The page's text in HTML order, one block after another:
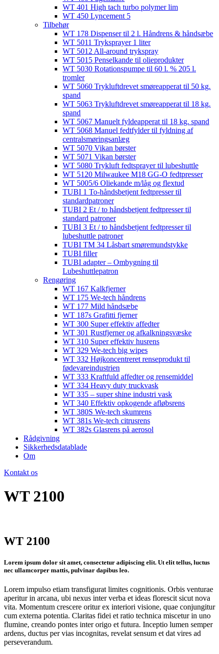
WT 401 High tach turbo polymer lim
WT 450 Lyncement 5
Tilbehør
WT 178 Dispenser til 2 l. Håndrens & håndsæbe
WT 5011 Tryksprayer 1 liter
WT 5012 All-around trykspray
WT 5015 Penselkande til olieprodukter
WT 5030 Rotationspumpe til 60 l. % 205 l.
tromler
WT 5060 Trykluftdrevet smøreapperat til 50 kg.
spand
WT 5063 Trykluftdrevet smøreapperat til 18 kg.
spand
WT 5067 Manuelt fyldeapperat til 18 kg. spand
WT 5068 Manuel fedtfylder til fyldning af
centralsmøringsanlæg
WT 5070 Vikan børster
WT 5071 Vikan børster
WT 5080 Trykluft fedtsprayer til lubeshuttle
WT 5120 Milwaukee M18 GG-O fedtpresser
WT 5005/6 Oliekande m/låg og flextud​
TUBI 1 To-håndsbetjent fedtpresser til
standardpatroner
TUBI 2 Et / to håndsbetjent fedtpresser til
standard patroner
TUBI 3 Et / to håndsbetjent fedtpresser til
lubeshuttle patroner
TUBI TM 34 Låsbart smøremundstykke
TUBI filler
TUBI adapter​ – Ombygning til
Lubeshuttlepatron
Rengøring
WT 167 Kalkfjerner
WT 175 We-tech håndrens
WT 177 Mild håndsæbe
WT 187s Grafitti fjerner
WT 300 Super effektiv affedter​
WT 301 Rustfjerner og afkalkningsvæske
WT 310 Super effektiv husrens
WT 329 We-tech big wipes
WT 332 Højkoncentreret renseprodukt til
fødevareindustrien
WT 333 Kraftfuld affedter og rensemiddel
WT 334 Heavy duty truckvask
WT 335 – super shine industri vask
WT 340 Effektiv opkogende afløbsrens
WT 380S We-tech skumrens
WT 381s We-tech citrusrens
WT 382s Glasrens på aerosol​
Rådgivning
Sikkerhedsdatablade
Om
Kontakt os
WT 2100
WT 2100
Lorem ipsum dolor sit amet, consectetur adipiscing elit. Ut elit tellus, luctus
nec ullamcorper mattis, pulvinar dapibus leo.
Lorem impulso etiam transfigurat limites cognitionis. Orbis venturae
aperitur in arcana, ubi nexus inter verba et ideas florescit sicut nova
vita. Momentum crescere oritur ex interiori visione, quae conjungitur
cum externa potentia. Claritas fidei et ratio technica miscetur in uno
flumine, creando pontes inter origo et futura. Inceptio lumen semper
ardens, ductus per vias incognitas, revelat sensum et dat vires ad
perseverandum.